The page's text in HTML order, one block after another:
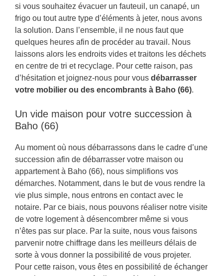
si vous souhaitez évacuer un fauteuil, un canapé, un
frigo ou tout autre type d’éléments à jeter, nous avons
la solution. Dans l’ensemble, il ne nous faut que
quelques heures afin de procéder au travail. Nous
laissons alors les endroits vides et traitons les déchets
en centre de tri et recyclage. Pour cette raison, pas
d’hésitation et joignez-nous pour vous débarrasser
votre mobilier ou des encombrants à Baho (66).
Un vide maison pour votre succession à
Baho (66)
Au moment où nous débarrassons dans le cadre d’une
succession afin de débarrasser votre maison ou
appartement à Baho (66), nous simplifions vos
démarches. Notamment, dans le but de vous rendre la
vie plus simple, nous entrons en contact avec le
notaire. Par ce biais, nous pouvons réaliser notre visite
de votre logement à désencombrer même si vous
n’êtes pas sur place. Par la suite, nous vous faisons
parvenir notre chiffrage dans les meilleurs délais de
sorte à vous donner la possibilité de vous projeter.
Pour cette raison, vous êtes en possibilité de échanger